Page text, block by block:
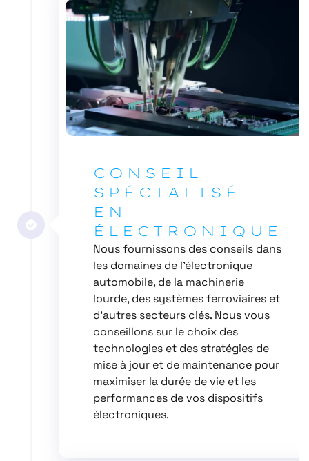
CONSEIL
SPÉCIALISÉ
EN
ÉLECTRONIQUE
Nous fournissons des conseils dans
les domaines de l’électronique
automobile, de la machinerie
lourde, des systèmes ferroviaires et
d’autres secteurs clés. Nous vous
conseillons sur le choix des
technologies et des stratégies de
mise à jour et de maintenance pour
maximiser la durée de vie et les
performances de vos dispositifs
électroniques.